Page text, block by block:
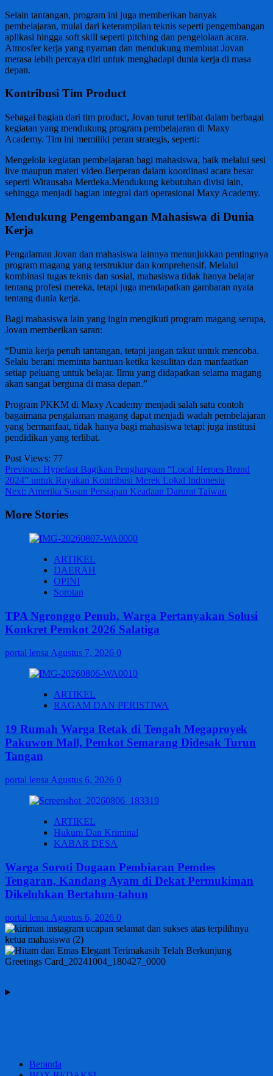
Selain tantangan, program ini juga memberikan banyak
pembelajaran, mulai dari keterampilan teknis seperti pengembangan
aplikasi hingga soft skill seperti pitching dan pengelolaan acara.
Atmosfer kerja yang nyaman dan mendukung membuat Jovan
merasa lebih percaya diri untuk menghadapi dunia kerja di masa
depan.
Kontribusi Tim Product
Sebagai bagian dari tim product, Jovan turut terlibat dalam berbagai
kegiatan yang mendukung program pembelajaran di Maxy
Academy. Tim ini memiliki peran strategis, seperti:
Mengelola kegiatan pembelajaran bagi mahasiswa, baik melalui sesi
live maupun materi video.Berperan dalam koordinasi acara besar
seperti Wirausaha Merdeka.Mendukung kebutuhan divisi lain,
sehingga menjadi bagian integral dari operasional Maxy Academy.
Mendukung Pengembangan Mahasiswa di Dunia
Kerja
Pengalaman Jovan dan mahasiswa lainnya menunjukkan pentingnya
program magang yang terstruktur dan komprehensif. Melalui
kombinasi tugas teknis dan sosial, mahasiswa tidak hanya belajar
tentang profesi mereka, tetapi juga mendapatkan gambaran nyata
tentang dunia kerja.
Bagi mahasiswa lain yang ingin mengikuti program magang serupa,
Jovan memberikan saran:
“Dunia kerja penuh tantangan, tetapi jangan takut untuk mencoba.
Selalu berani meminta bantuan ketika kesulitan dan manfaatkan
setiap peluang untuk belajar. Ilmu yang didapatkan selama magang
akan sangat berguna di masa depan.”
Program PKKM di Maxy Academy menjadi salah satu contoh
bagaimana pengalaman magang dapat menjadi wadah pembelajaran
yang bermanfaat, tidak hanya bagi mahasiswa tetapi juga institusi
pendidikan yang terlibat.
Post Views: 77
Post
navigation
Previous: Hypefast Bagikan Penghargaan “Local Heroes Brand
2024” untuk Rayakan Kontribusi Merek Lokal Indonesia
Next: Amerika Susun Persiapan Keadaan Darurat Taiwan
More Stories
ARTIKEL
DAERAH
OPINI
Sorotan
TPA Ngronggo Penuh, Warga Pertanyakan Solusi
Konkret Pemkot 2026 Salatiga
portal lensaAgustus 7, 2026 0
ARTIKEL
RAGAM DAN PERISTIWA
19 Rumah Warga Retak di Tengah Megaproyek
Pakuwon Mall, Pemkot Semarang Didesak Turun
Tangan
portal lensa Agustus 6, 2026 0
ARTIKEL
Hukum Dan Kriminal
KABAR DESA
Warga Soroti Dugaan Pembiaran Pemdes
Tengaran, Kandang Ayam di Dekat Permukiman
Dikeluhkan Bertahun-tahun
portal lensa Agustus 6, 2026 0
Beranda